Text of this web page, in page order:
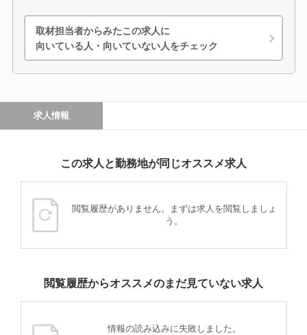
取材担当者からみたこの求人に
向いている人・向いていない人をチェック
求人情報
この求人と勤務地が同じオススメ求人
閲覧履歴がありません。まずは求人を閲覧しましょ
う。
閲覧履歴からオススメのまだ見ていない求人
情報の読み込みに失敗しました。